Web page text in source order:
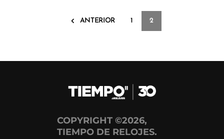
ANTERIOR 1 2
COPYRIGHT ©2026,
TIEMPO DE RELOJES.